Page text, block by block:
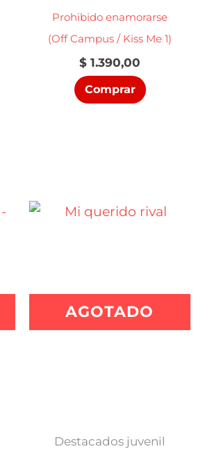
Prohibido enamorarse
(Off Campus / Kiss Me 1)
$ 1.390,00
Comprar
AGOTADO
Destacados juvenil